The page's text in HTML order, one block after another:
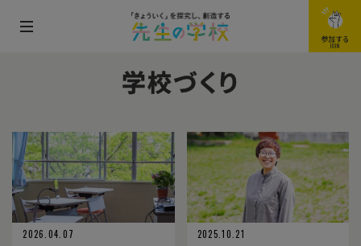
メ
開
閉
す
る
参加する
JOIN
学校づくり
2026.04.07
2025.10.21